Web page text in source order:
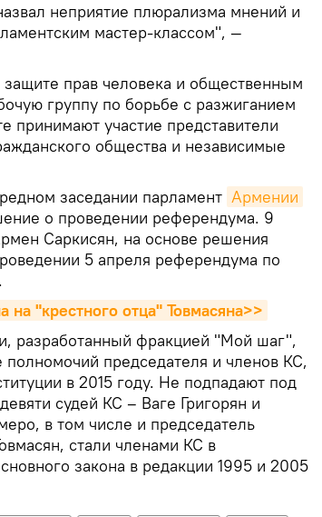
неприятие плюрализма мнений и
мастер-классом", —
прав человека и общественным
группу по борьбе с разжиганием
принимают участие представители
общества и независимые
заседании парламент Армении
о проведении референдума. 9
Саркисян, на основе решения
5 апреля референдума по
на "крестного отца" Товмасяна>>
разработанный фракцией "Мой шаг",
председателя и членов КС,
в 2015 году. Не подпадают под
судей КС – Ваге Григорян и
в том числе и председатель
стали членами КС в
закона в редакции 1995 и 2005